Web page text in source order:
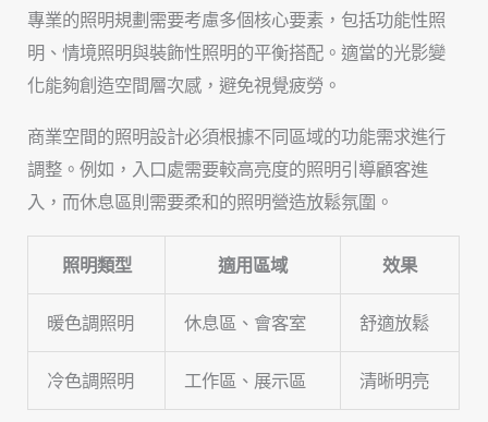
專業的照明規劃需要考慮多個核心要素，包括功能性照
明、情境照明與裝飾性照明的平衡搭配。適當的光影變
化能夠創造空間層次感，避免視覺疲勞。
商業空間的照明設計必須根據不同區域的功能需求進行
調整。例如，入口處需要較高亮度的照明引導顧客進
入，而休息區則需要柔和的照明營造放鬆氛圍。
照明類型 適用區域 效果
暖色調照明 休息區、會客室 舒適放鬆
冷色調照明 工作區、展示區 清晰明亮